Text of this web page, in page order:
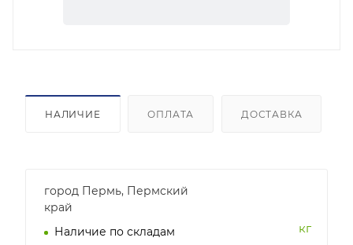
НАЛИЧИЕ ОПЛАТА ДОСТАВКА
город Пермь, Пермский
край
Наличие по складам
кг